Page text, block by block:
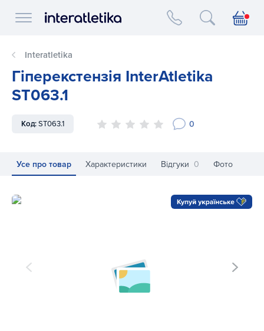
Interatletika logo
Interatletika
Гіперекстензія InterAtletika
ST063.1
Код:ST063.1 0
Усе про товар Характеристики Відгуки 0 Фото
Гіперекстензія InterAtletika ST063.1